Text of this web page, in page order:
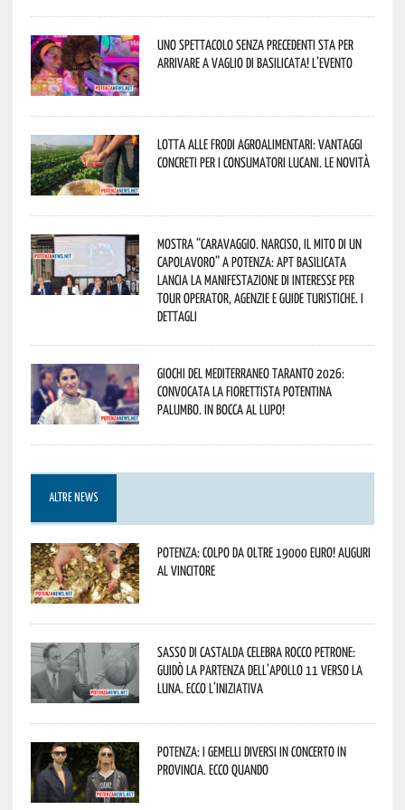
Uno spettacolo senza precedenti sta per
arrivare a Vaglio di Basilicata! L’evento
Lotta alle frodi agroalimentari: vantaggi
concreti per i consumatori lucani. Le novità
Mostra “Caravaggio. Narciso, il mito di un
capolavoro” a Potenza: APT Basilicata
lancia la manifestazione di interesse per
Tour Operator, Agenzie e Guide Turistiche. I
dettagli
Giochi del Mediterraneo Taranto 2026:
convocata la fiorettista potentina
Palumbo. In bocca al lupo!
ALTRE NEWS
Potenza: colpo da oltre 19000 Euro! Auguri
al vincitore
Sasso di Castalda celebra Rocco Petrone:
guidò la partenza dell’Apollo 11 verso la
Luna. Ecco l’iniziativa
Potenza: i Gemelli DiVersi in concerto in
provincia. Ecco quando